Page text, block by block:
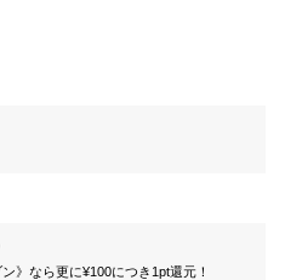
》なら更に¥100につき1pt還元！